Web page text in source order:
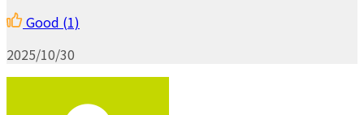
Good (1)
2025/10/30